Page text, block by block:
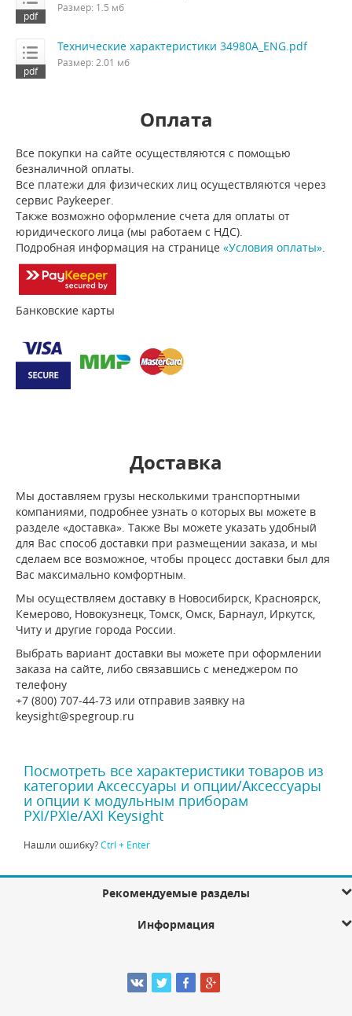
Размер: 1.5 мб
Технические характеристики 34980A_ENG.pdf
Размер: 2.01 мб
Оплата
Все покупки на сайте осуществляются с помощью
безналичной оплаты.
Все платежи для физических лиц осуществляются через
сервис Paykeeper.
Также возможно оформление счета для оплаты от
юридического лица (мы работаем с НДС).
Подробная информация на странице «Условия оплаты».
Банковские карты
Доставка
Мы доставляем грузы несколькими транспортными
компаниями, подробнее узнать о которых вы можете в
разделе «доставка». Также Вы можете указать удобный
для Вас способ доставки при размещении заказа, и мы
сделаем все возможное, чтобы процесс доставки был для
Вас максимально комфортным.
Мы осуществляем доставку в Новосибирск, Красноярск,
Кемерово, Новокузнецк, Томск, Омск, Барнаул, Иркутск,
Читу и другие города России.
Выбрать вариант доставки вы можете при оформлении
заказа на сайте, либо связавшись с менеджером по
телефону
+7 (800) 707-44-73 или отправив заявку на
keysight@spegroup.ru
Посмотреть все характеристики товаров из
категории Аксессуары и опции/Аксессуары
и опции к модульным приборам
PXI/PXIe/AXI Keysight
Нашли ошибку?Ctrl + Enter
Рекомендуемые разделы
Информация